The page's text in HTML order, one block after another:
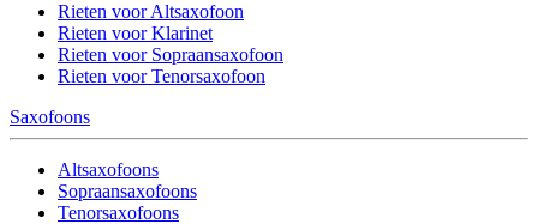
Rieten voor Altsaxofoon
Rieten voor Klarinet
Rieten voor Sopraansaxofoon
Rieten voor Tenorsaxofoon
Saxofoons
Altsaxofoons
Sopraansaxofoons
Tenorsaxofoons